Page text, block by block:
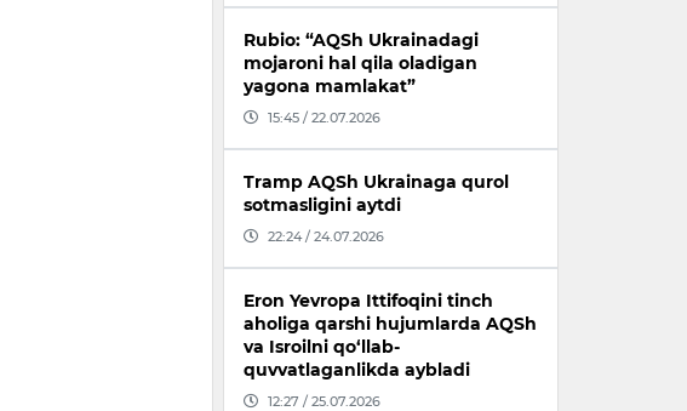
Rubio: “AQSh Ukrainadagi
mojaroni hal qila oladigan
yagona mamlakat”
15:45 / 22.07.2026
Tramp AQSh Ukrainaga qurol
sotmasligini aytdi
22:24 / 24.07.2026
Eron Yevropa Ittifoqini tinch
aholiga qarshi hujumlarda AQSh
va Isroilni qo‘llab-
quvvatlaganlikda aybladi
12:27 / 25.07.2026